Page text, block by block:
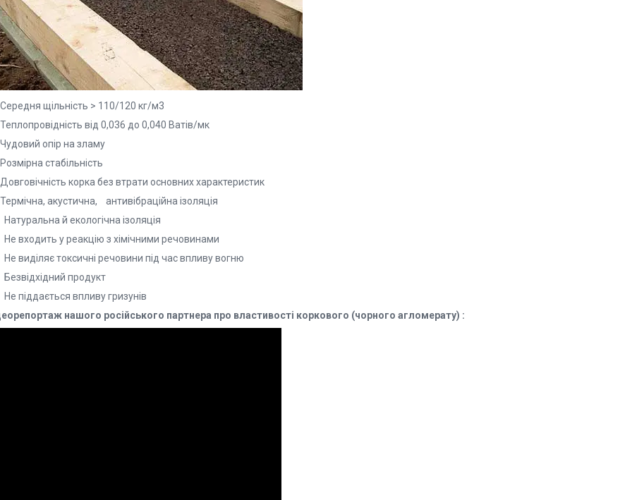
щільність > 110/120 кг/м3
від 0,036 до 0,040 Ватів/мк
опір на зламу
стабільність
корка без втрати основних характеристик
акустична,
антивібраційна ізоляція
й екологічна ізоляція
входить у реакцію з хімічними речовинами
виділяє токсичні речовини під час впливу вогню
продукт
піддається впливу гризунів
нашого російського партнера про властивості коркового (чорного агломерату) :